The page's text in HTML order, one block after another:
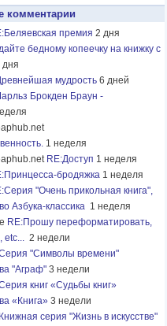
комментарии
премия 2 дня
бедному копеечку на книжку с
дня
мудрость 6 дней
Брокден Браун -
1 неделя
RE:Доступ 1 неделя
бродяжка 1 неделя
"Очень прикольная книга",
Азбука-классика 1 неделя
RE:Прошу переформатировать,
etc... 2 недели
"Символы времени"
"Аграф" 3 недели
книг «Судьбы книг»
«Книга» 3 недели
серия "Жизнь в искусстве"